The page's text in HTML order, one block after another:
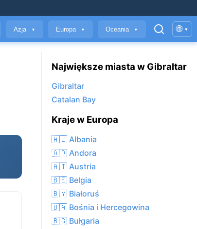
Azja ▼ Europa ▼ Oceania ▼ 🌐 ▾
Największe miasta w Gibraltar
Gibraltar
Catalan Bay
Kraje w Europa
🇦🇱 Albania
🇦🇩 Andora
🇦🇹 Austria
🇧🇪 Belgia
🇧🇾 Białoruś
🇧🇦 Bośnia i Hercegowina
🇧🇬 Bułgaria